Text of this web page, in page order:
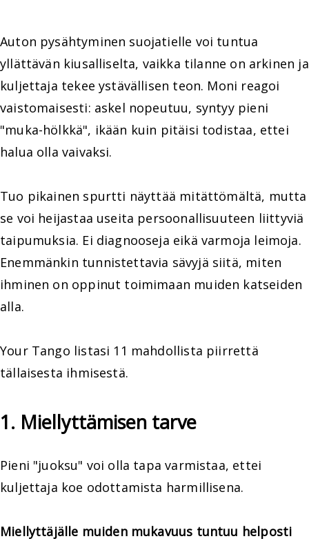
Auton pysähtyminen suojatielle voi tuntua
yllättävän kiusalliselta, vaikka tilanne on arkinen ja
kuljettaja tekee ystävällisen teon. Moni reagoi
vaistomaisesti: askel nopeutuu, syntyy pieni
"muka-hölkkä", ikään kuin pitäisi todistaa, ettei
halua olla vaivaksi.
Tuo pikainen spurtti näyttää mitättömältä, mutta
se voi heijastaa useita persoonallisuuteen liittyviä
taipumuksia. Ei diagnooseja eikä varmoja leimoja.
Enemmänkin tunnistettavia sävyjä siitä, miten
ihminen on oppinut toimimaan muiden katseiden
alla.
Your Tango listasi 11 mahdollista piirrettä
tällaisesta ihmisestä.
1. Miellyttämisen tarve
Pieni "juoksu" voi olla tapa varmistaa, ettei
kuljettaja koe odottamista harmillisena.
Miellyttäjälle muiden mukavuus tuntuu helposti